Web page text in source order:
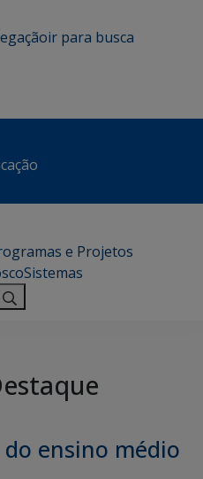
ir para busca
e Projetos
Sistemas
ensino médio